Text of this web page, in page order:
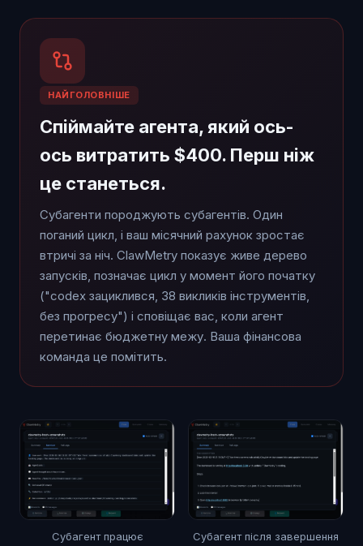
НАЙГОЛОВНІШЕ
Спіймайте агента, який ось-
ось витратить $400. Перш ніж
це станеться.
Субагенти породжують субагентів. Один
поганий цикл, і ваш місячний рахунок зростає
втричі за ніч. ClawMetry показує живе дерево
запусків, позначає цикл у момент його початку
("codex зациклився, 38 викликів інструментів,
без прогресу") і сповіщає вас, коли агент
перетинає бюджетну межу. Ваша фінансова
команда це помітить.
Субагент працює Субагент після завершення